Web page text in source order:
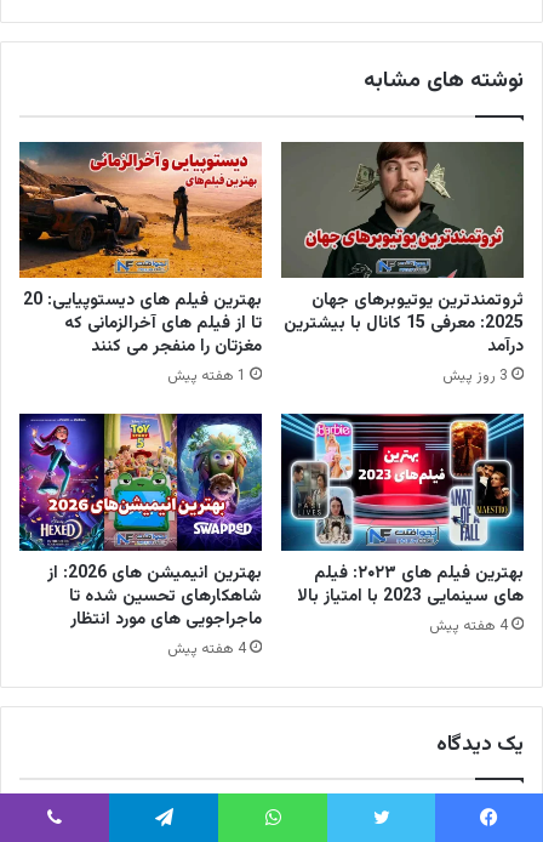
نوشته های مشابه
ثروتمندترین یوتیوبرهای جهان
2025: معرفی 15 کانال با بیشترین
درآمد
3 روز پیش
بهترین فیلم های دیستوپیایی: 20
تا از فیلم های آخرالزمانی که
مغزتان را منفجر می کنند
1 هفته پیش
بهترین فیلم های ۲۰۲۳: فیلم
های سینمایی 2023 با امتیاز بالا
4 هفته پیش
بهترین انیمیشن های 2026: از
شاهکارهای تحسین شده تا
ماجراجویی های مورد انتظار
4 هفته پیش
یک دیدگاه